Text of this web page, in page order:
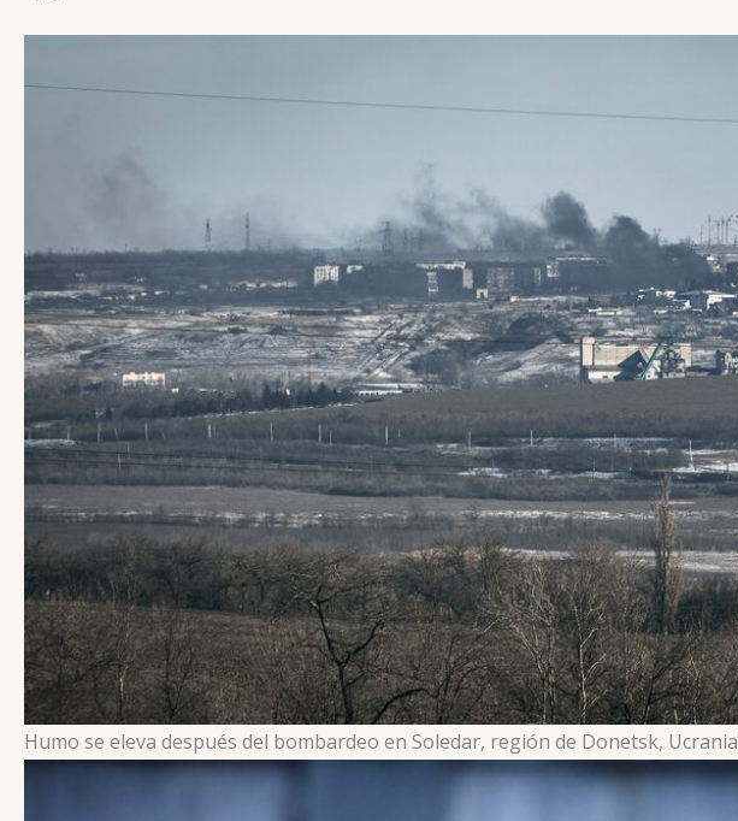
Humo se eleva después del bombardeo en Soledar, región de Donetsk, Ucrania